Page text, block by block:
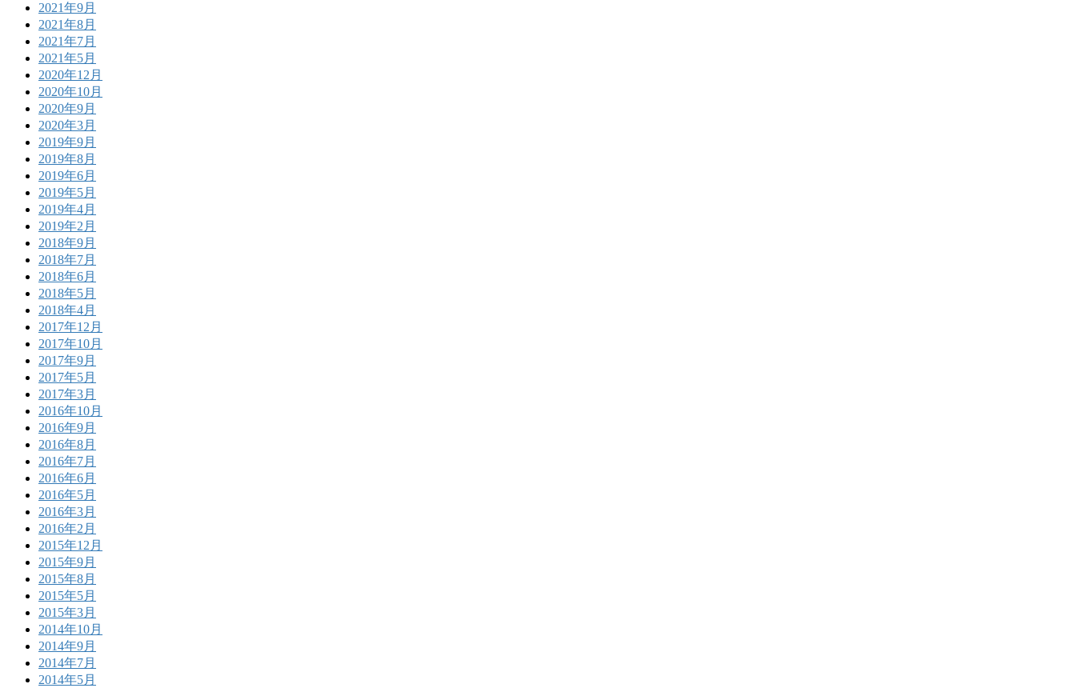
2021年9月
2021年8月
2021年7月
2021年5月
2020年12月
2020年10月
2020年9月
2020年3月
2019年9月
2019年8月
2019年6月
2019年5月
2019年4月
2019年2月
2018年9月
2018年7月
2018年6月
2018年5月
2018年4月
2017年12月
2017年10月
2017年9月
2017年5月
2017年3月
2016年10月
2016年9月
2016年8月
2016年7月
2016年6月
2016年5月
2016年3月
2016年2月
2015年12月
2015年9月
2015年8月
2015年5月
2015年3月
2014年10月
2014年9月
2014年7月
2014年5月